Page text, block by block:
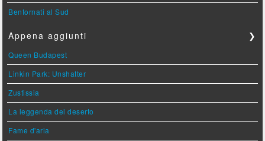
Bentornati al Sud
Appena aggiunti ❯
Queen Budapest
Linkin Park: Unshatter
Zustissia
La leggenda del deserto
Fame d'aria